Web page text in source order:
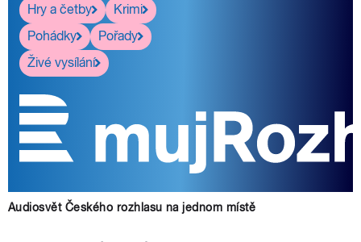
Hry a četby
Krimi
Pohádky
Pořady
Živé vysílání
Audiosvět Českého rozhlasu na jednom místě